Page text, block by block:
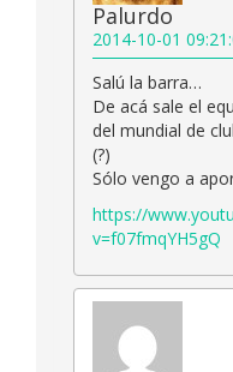
Palurdo
2014-10-01
Salú la barra…
De acá sale el
del mundial de
(?)
Sólo vengo a
https://
v=f07fmqYH5gQ